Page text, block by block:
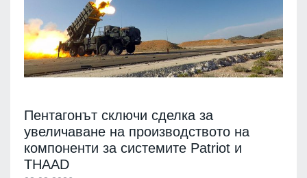
Пентагонът сключи сделка за
увеличаване на производството на
компоненти за системите Patriot и
THAAD